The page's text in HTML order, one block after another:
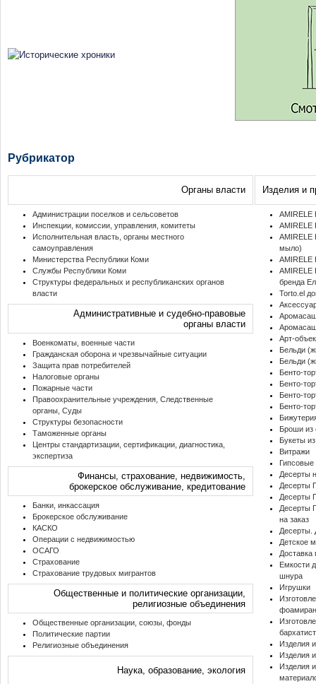
Рубрикатор
Органы власти
Администрации поселков и сельсоветов
Инспекции, комиссии, управления, комитеты
Исполнительная власть, органы местного
самоуправления
Министерства Республики Коми
Службы Республики Коми
Структуры федеральных и республиканских органов
власти
Административные и судебно-правовые
органы власти
Военкоматы, военные части
Гражданская оборона и чрезвычайные ситуации
Защита прав потребителей
Налоговые органы
Пожарные части
Правоохранительные учреждения, Следственные
органы, Суды
Структуры безопасности
Таможенные органы
Центры стандартизации, сертификации, диагностика,
экспертиза
Финансы, страхование, недвижимость,
брокерское обслуживание, кредитование
Банки, инкассация
Брокерское обслуживание
КАСКО
Операции с недвижимостью
ОСАГО
Страхование
Страхование трудовых мигрантов
Общественные и политические организации,
религиозные объединения
Общественные организации, союзы, фонды
Политические партии
Религиозные объединения
Наука, образование, экология
Изделия и
AMIRELE
AMIRELE
AMIRELE
мыло)
AMIRELE
AMIRELE
бренда
Torto.el
Арт-
Бельди
Бельди
Бенто-
Бенто-
Бенто-
Бенто-
Броши из
Букеты
Витражи
Гипсовые
Десерты
Десерты
Десерты
Десерты
на заказ
Десерты.
Детское
Емкости для
шнура
Игрушки
Изделия
Изделия
Изделия